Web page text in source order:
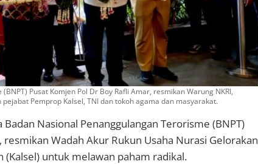
Pusat Komjen Pol Dr Boy Rafli Amar, resmikan Warung NKRI,
Pemprop Kalsel, TNI dan tokoh agama dan masyarakat.
Badan Nasional Penanggulangan Terorisme (BNPT)
Wadah Akur Rukun Usaha Nurasi Gelorakan
(Kalsel) untuk melawan paham radikal.